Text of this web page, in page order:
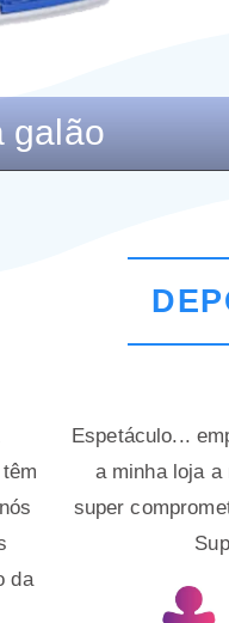
da
Espetáculo...
a minha loja
super